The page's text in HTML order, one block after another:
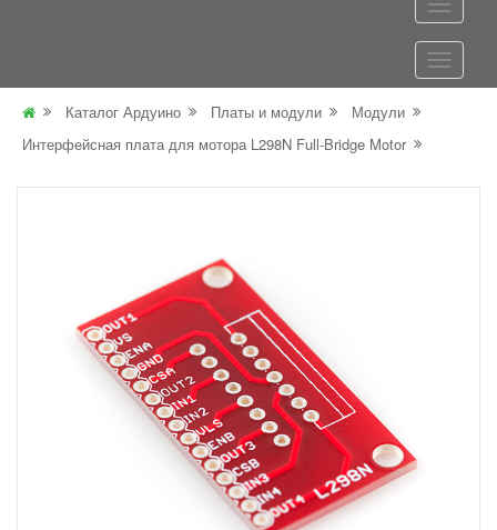
Каталог Ардуино Платы и модули
Модули
Интерфейсная плата для мотора L298N Full-Bridge Motor